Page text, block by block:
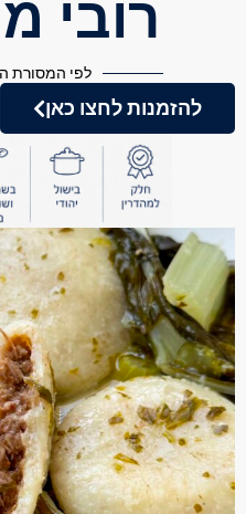
רובי
לפי המסורת
להזמנות לחצו כאן